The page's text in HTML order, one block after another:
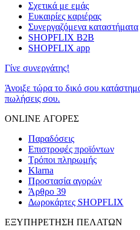
Σχετικά με εμάς
Ευκαιρίες καριέρας
Συνεργαζόμενα καταστήματα
SHOPFLIX B2B
SHOPFLIX app
Γίνε συνεργάτης!
Άνοιξε τώρα το δικό σου
πωλήσεις σου.
ONLINE ΑΓΟΡΕΣ
Παραδόσεις
Επιστροφές προϊόντων
Τρόποι πληρωμής
Klarna
Προστασία αγορών
Άρθρο 39
Δωροκάρτες SHOPFLIX
ΕΞΥΠΗΡΕΤΗΣΗ ΠΕΛΑΤΩΝ